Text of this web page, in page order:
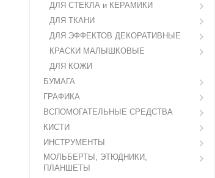
ДЛЯ СТЕКЛА и КЕРАМИКИ
ДЛЯ ТКАНИ
ДЛЯ ЭФФЕКТОВ ДЕКОРАТИВНЫЕ
КРАСКИ МАЛЫШКОВЫЕ
ДЛЯ КОЖИ
БУМАГА
ГРАФИКА
ВСПОМОГАТЕЛЬНЫЕ СРЕДСТВА
КИСТИ
ИНСТРУМЕНТЫ
МОЛЬБЕРТЫ, ЭТЮДНИКИ,
ПЛАНШЕТЫ